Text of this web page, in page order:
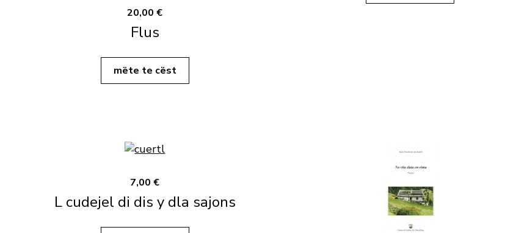
20,00 €
Flus
mëte te cëst
7,00 €
L cudejel di dis y dla sajons